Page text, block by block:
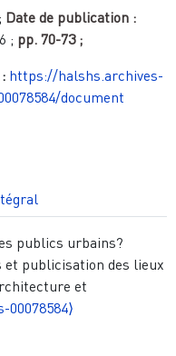
; Date de publication :
; pp.70-73 ;
https://halshs.archives-
document
publics urbains?
publicisation des lieux
et
00078584⟩